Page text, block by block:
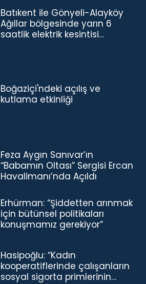
Batıkent ile Gönyeli-Alayköy
Ağıllar bölgesinde yarın 6
saatlik elektrik kesintisi…
Boğaziçi'ndeki açılış ve
kutlama etkinliği
Feza Aygın Sanıvar’ın
“Babamın Oltası” Sergisi Ercan
Havalimanı’nda Açıldı
Erhürman: “Şiddetten arınmak
için bütünsel politikaları
konuşmamız gerekiyor”
Hasipoğlu: “Kadın
kooperatiflerinde çalışanların
sosyal sigorta primlerinin